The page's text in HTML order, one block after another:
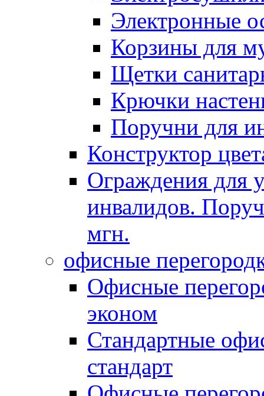
Электронные
Корзины для
Щетки
Крючки
Поручни для
Конструктор
Ограждения для
инвалидов.
мгн.
офисные
Офисные
эконом
Стандартные
стандарт